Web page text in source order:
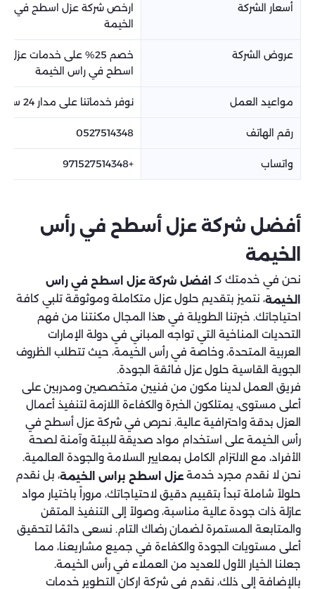
أسعار الشركة
ارخص شركة عزل اسطح في
الخيمة
عروض الشركة
خصم 25% على خدمات عزل
اسطح في راس الخيمة
مواعيد العمل نوفر خدماتنا على مدار 24 ساعة
رقم الهاتف 0527514348
واتساب +971527514348
أفضل شركة عزل أسطح في رأس
الخيمة
نحن في خدمتك كـ افضل شركة عزل اسطح في راس
الخيمة، نتميز بتقديم حلول عزل متكاملة وموثوقة تلبي كافة
احتياجاتك. خبرتنا الطويلة في هذا المجال مكنتنا من فهم
التحديات المناخية التي تواجه المباني في دولة الإمارات
العربية المتحدة، وخاصة في رأس الخيمة، حيث تتطلب الظروف
الجوية القاسية حلول عزل فائقة الجودة.
فريق العمل لدينا مكون من فنيين متخصصين ومدربين على
أعلى مستوى، يمتلكون الخبرة والكفاءة اللازمة لتنفيذ أعمال
العزل بدقة واحترافية عالية. نحرص في شركة عزل أسطح في
رأس الخيمة على استخدام مواد صديقة للبيئة وآمنة لصحة
الأفراد، مع الالتزام الكامل بمعايير السلامة والجودة العالمية.
نحن لا نقدم مجرد خدمة عزل اسطح براس الخيمة، بل نقدم
حلولاً شاملة تبدأ بتقييم دقيق لاحتياجاتك، مروراً باختيار مواد
عازلة ذات جودة عالية مناسبة، وصولاً إلى التنفيذ المتقن
والمتابعة المستمرة لضمان رضاك التام. نسعى دائمًا لتحقيق
أعلى مستويات الجودة والكفاءة في جميع مشاريعنا، مما
جعلنا الخيار الأول للعديد من العملاء في رأس الخيمة.
بالإضافة إلى ذلك، نقدم في شركة اركان التطوير خدمات